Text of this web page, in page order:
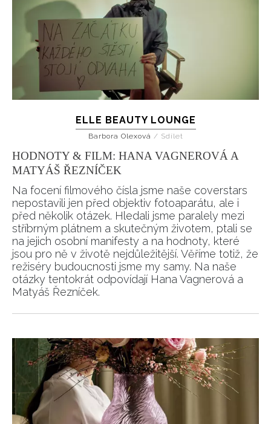
ELLE BEAUTY LOUNGE
Barbora Olexová / Sdílet
HODNOTY & FILM: HANA VAGNEROVÁ A
MATYÁŠ ŘEZNÍČEK
Na focení filmového čísla jsme naše coverstars
nepostavili jen před objektiv fotoaparátu, ale i
před několik otázek. Hledali jsme paralely mezi
stříbrným plátnem a skutečným životem, ptali se
na jejich osobní manifesty a na hodnoty, které
jsou pro ně v životě nejdůležitější. Věříme totiž, že
režiséry budoucnosti jsme my samy. Na naše
otázky tentokrát odpovídají Hana Vagnerová a
Matyáš Řezníček.